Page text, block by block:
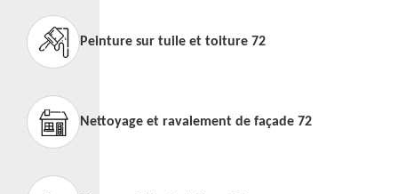
Peinture sur tuile et toiture 72
Nettoyage et ravalement de façade 72